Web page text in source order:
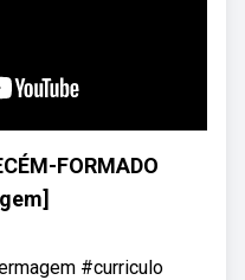
FORMADO
#curriculo